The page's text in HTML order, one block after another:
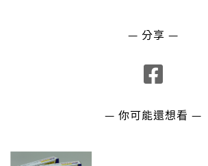
— 分享 —
— 你可能還想看 —